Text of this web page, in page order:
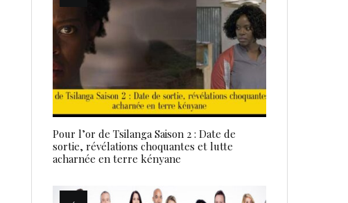
Pour l’or de Tsilanga Saison 2 : Date de
sortie, révélations choquantes et lutte
acharnée en terre kényane